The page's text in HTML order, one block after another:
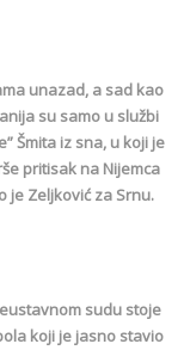
unazad, a sad kao
su samo u službi
Šmita iz sna, u koji je
pritisak na Nijemca
je Zeljković za Srnu.
sudu stoje
koji je jasno stavio